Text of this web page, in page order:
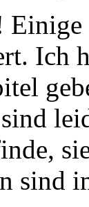
Einige
Ich
sind